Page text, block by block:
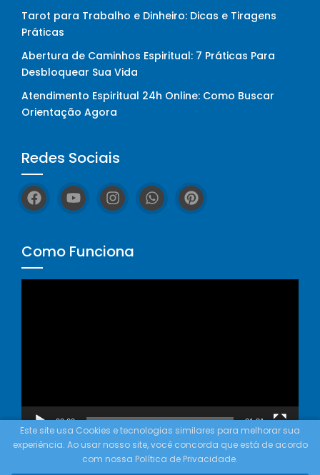
Tarot para Trabalho e Dinheiro: Dicas e Tiragens
Práticas
Abertura de Caminhos Espiritual: 7 Práticas Para
Desbloquear Sua Vida
Atendimento Espiritual 24h Online: Como Buscar
Orientação Agora
Redes Sociais
Como Funciona
00:00 01:21
© Copyright 2023 - Rainhas Misticas® - Todos os direitos
Este site usa Cookies e tecnologias similares para melhorar sua
experiência. Ao usar nosso site, você concorda que está de acordo
com nossa Política de Privacidade.